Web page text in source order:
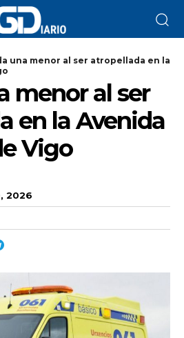
una menor al ser atropellada en la
menor al ser
en la Avenida
Vigo
2026